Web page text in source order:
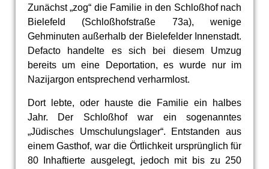
Zunächst „zog“ die Familie in den Schloßhof nach
Bielefeld (Schloßhofstraße 73a), wenige
Gehminuten außerhalb der Bielefelder Innenstadt.
Defacto handelte es sich bei diesem Umzug
bereits um eine Deportation, es wurde nur im
Nazijargon entsprechend verharmlost.
Dort lebte, oder hauste die Familie ein halbes
Jahr. Der Schloßhof war ein sogenanntes
„Jüdisches Umschulungslager“. Entstanden aus
einem Gasthof, war die Örtlichkeit ursprünglich für
80 Inhaftierte ausgelegt, jedoch mit bis zu 250